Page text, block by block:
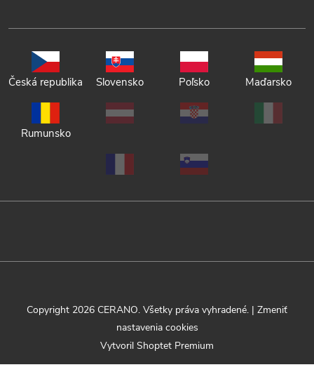
Česká republika Slovensko Poľsko Maďarsko
Rumunsko
Vytvoril Shoptet Premium
Copyright 2026 CERANO. Všetky práva vyhradené. | Zmeniť
nastavenia cookies